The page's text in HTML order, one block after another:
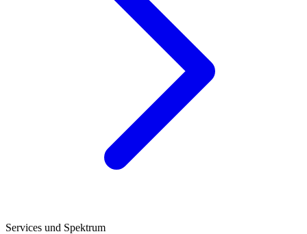
Services und Spektrum